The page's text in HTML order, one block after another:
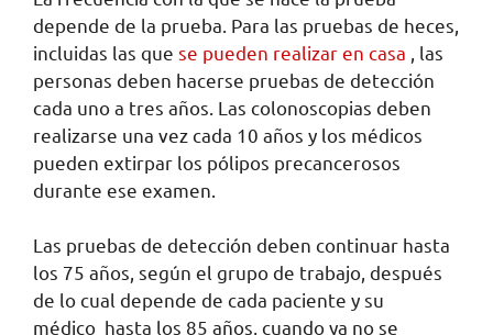
depende de la prueba. Para las pruebas de heces,
incluidas las que se pueden realizar en casa , las
personas deben hacerse pruebas de detección
cada uno a tres años. Las colonoscopias deben
realizarse una vez cada 10 años y los médicos
pueden extirpar los pólipos precancerosos
durante ese examen.
Las pruebas de detección deben continuar hasta
los 75 años, según el grupo de trabajo, después
de lo cual depende de cada paciente y su
médico hasta los 85 años, cuando ya no se